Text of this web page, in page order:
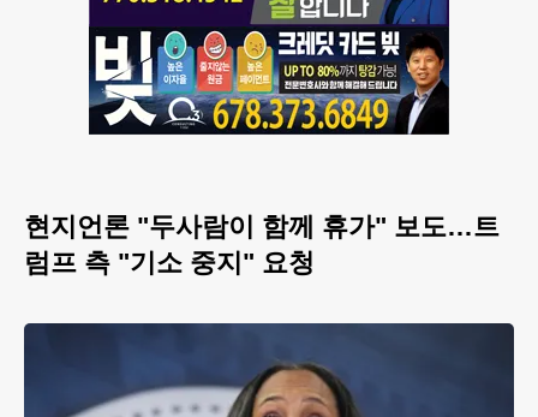
현지언론 "두사람이 함께 휴가" 보도…트
럼프 측 "기소 중지" 요청